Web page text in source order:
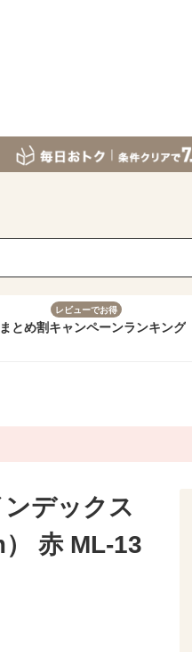
まとめ割
レビューでお得
キャンペーンランキング
デックス
赤 ML-13